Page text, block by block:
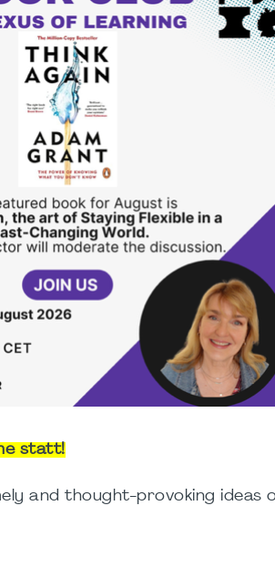
statt!
and thought-provoking